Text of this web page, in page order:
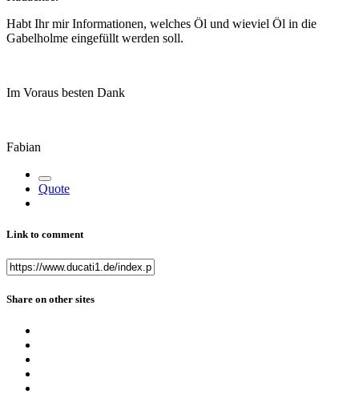
Habt Ihr mir Informationen, welches Öl und wieviel Öl in die
Gabelholme eingefüllt werden soll.
Im Voraus besten Dank
Fabian
Quote
Link to comment
Share on other sites